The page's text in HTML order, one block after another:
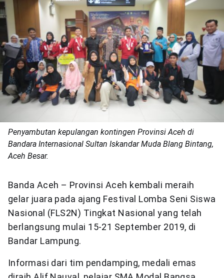
Penyambutan kepulangan kontingen Provinsi Aceh di
Bandara Internasional Sultan Iskandar Muda Blang Bintang,
Aceh Besar.
Banda Aceh – Provinsi Aceh kembali meraih
gelar juara pada ajang Festival Lomba Seni Siswa
Nasional (FLS2N) Tingkat Nasional yang telah
berlangsung mulai 15-21 September 2019, di
Bandar Lampung.
Informasi dari tim pendamping, medali emas